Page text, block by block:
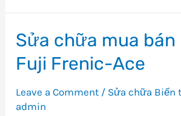
bán
Biến
FUJI
Sửa chữa mua bán
Fuji Frenic-Ace
Leave a Comment / Sửa chữa Biến
admin